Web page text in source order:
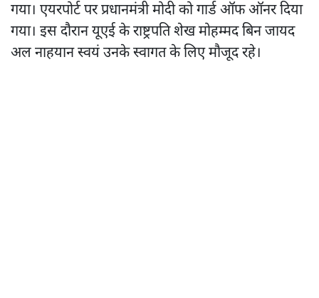
गया। एयरपोर्ट पर प्रधानमंत्री मोदी को गार्ड ऑफ ऑनर दिया
गया। इस दौरान यूएई के राष्ट्रपति शेख मोहम्मद बिन जायद
अल नाहयान स्वयं उनके स्वागत के लिए मौजूद रहे।